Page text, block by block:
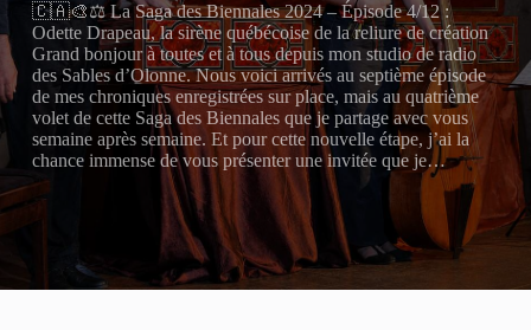
🇨🇦🎨⚖️ La Saga des Biennales 2024 – Épisode 4/12 :
Odette Drapeau, la sirène québécoise de la reliure de création
Grand bonjour à toutes et à tous depuis mon studio de radio
des Sables d’Olonne. Nous voici arrivés au septième épisode
de mes chroniques enregistrées sur place, mais au quatrième
volet de cette Saga des Biennales que je partage avec vous
semaine après semaine. Et pour cette nouvelle étape, j’ai la
chance immense de vous présenter une invitée que je…